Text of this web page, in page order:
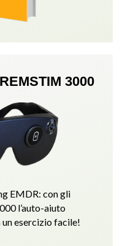
3000
EMDR: con gli
l’auto-aiuto
esercizio facile!